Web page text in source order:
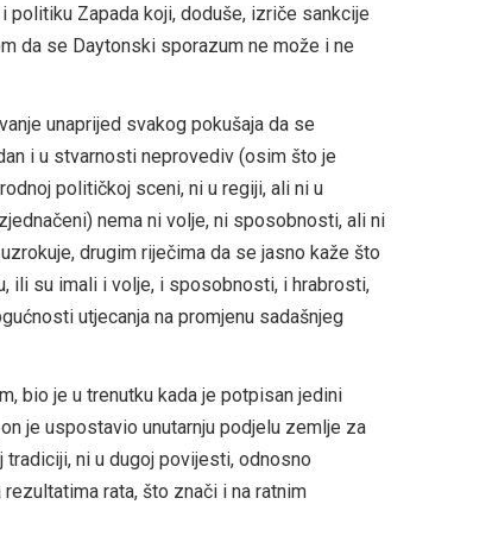
politiku Zapada koji, doduše, izriče sankcije
da se Daytonski sporazum ne može i ne
unaprijed svakog pokušaja da se
i u stvarnosti neprovediv (osim što je
političkoj sceni, ni u regiji, ali ni u
nema ni volje, ni sposobnosti, ali ni
drugim riječima da se jasno kaže što
ili su imali i volje, i sposobnosti, i hrabrosti,
utjecanja na promjenu sadašnjeg
bio je u trenutku kada je potpisan jedini
je uspostavio unutarnju podjelu zemlje za
tradiciji, ni u dugoj povijesti, odnosno
rata, što znači i na ratnim